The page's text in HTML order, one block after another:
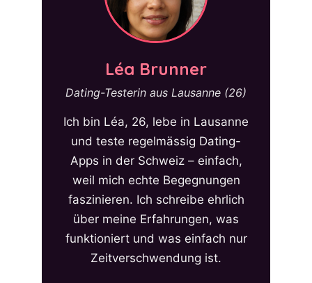
Léa Brunner
Dating-Testerin aus Lausanne (26)
Ich bin Léa, 26, lebe in Lausanne
und teste regelmässig Dating-
Apps in der Schweiz – einfach,
weil mich echte Begegnungen
faszinieren. Ich schreibe ehrlich
über meine Erfahrungen, was
funktioniert und was einfach nur
Zeitverschwendung ist.